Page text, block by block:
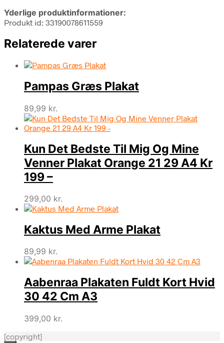
Yderlige produktinformationer:
Produkt id: 33190078611559
Relaterede varer
Pampas Græs Plakat
89,99 kr.
Kun Det Bedste Til Mig Og Mine
Venner Plakat Orange 21 29 A4 Kr
199 –
299,00 kr.
Kaktus Med Arme Plakat
89,99 kr.
Aabenraa Plakaten Fuldt Kort Hvid
30 42 Cm A3
399,00 kr.
[copyright]